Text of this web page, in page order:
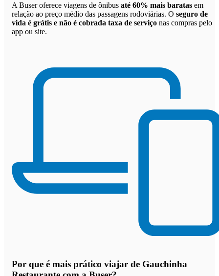
A Buser oferece viagens de ônibus até 60% mais baratas em
relação ao preço médio das passagens rodoviárias. O seguro de
vida é grátis e não é cobrada taxa de serviço nas compras pelo
app ou site.
Por que é mais prático viajar de Gauchinha